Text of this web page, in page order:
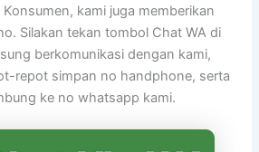
kami juga memberikan
Silakan tekan tombol Chat WA di
berkomunikasi dengan kami,
repot simpan no handphone, serta
ke no whatsapp kami.